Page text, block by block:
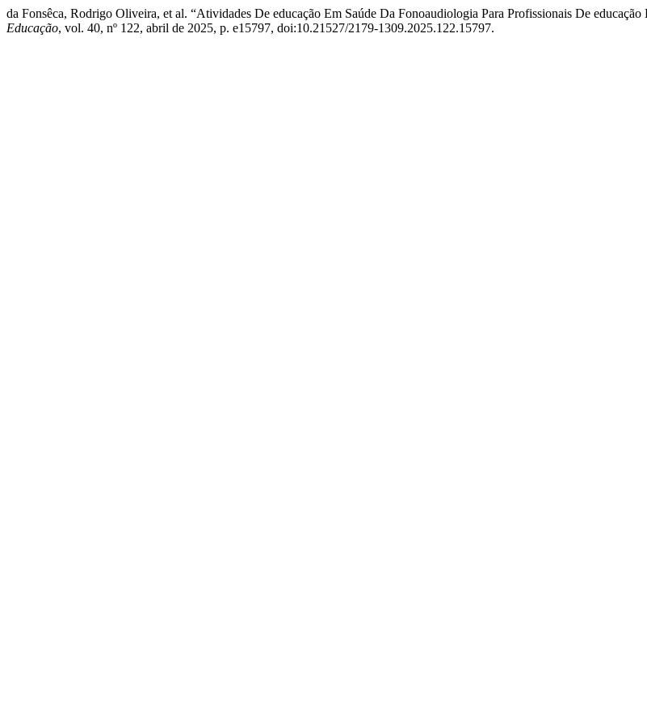
da Fonsêca, Rodrigo Oliveira, et al. “Atividades De educação Em Saúde Da Fonoaudiologia Para Profissionais De
Educação, vol. 40, nº 122, abril de 2025, p. e15797, doi:10.21527/2179-1309.2025.122.15797.